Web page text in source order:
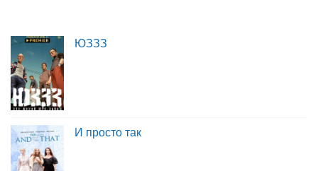
ЮЗЗЗ
И просто так